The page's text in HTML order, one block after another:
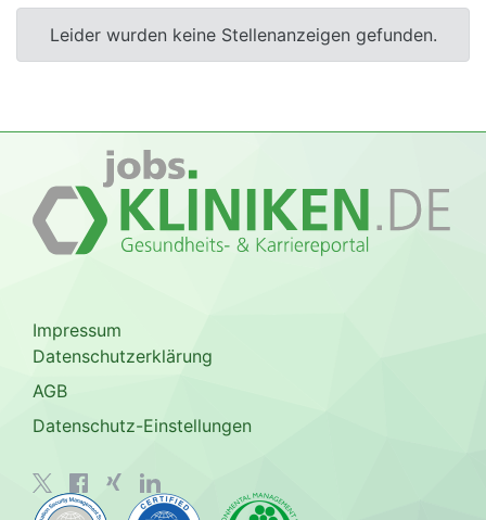
Leider wurden keine Stellenanzeigen gefunden.
Impressum
Datenschutzerklärung
AGB
Datenschutz-Einstellungen